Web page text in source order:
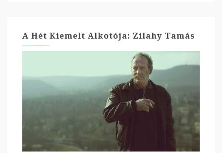
A Hét Kiemelt Alkotója: Zilahy Tamás